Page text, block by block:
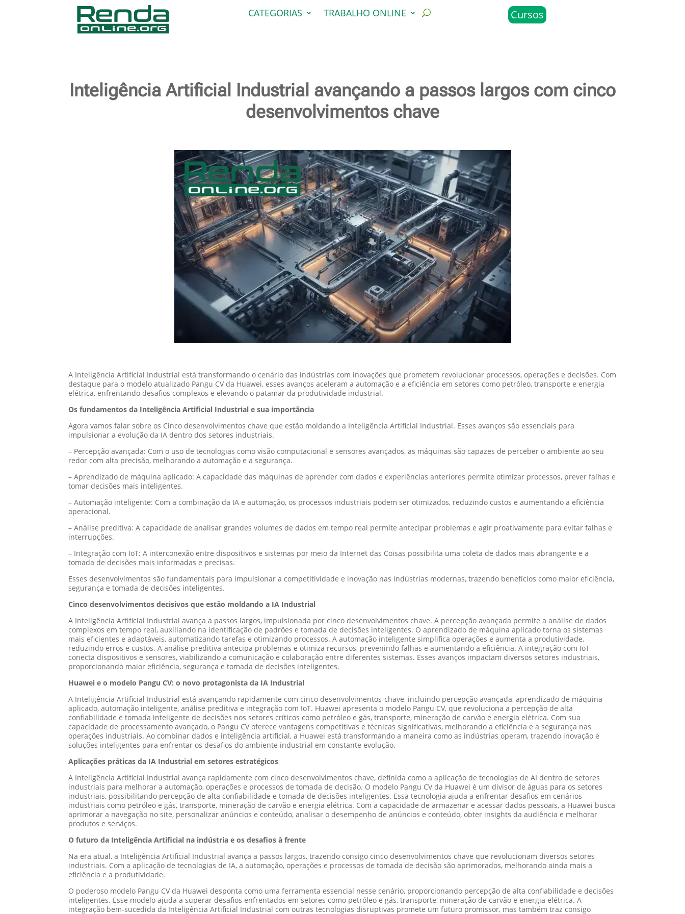
CATEGORIAS TRABALHO ONLINE Cursos
Inteligência Artificial Industrial avançando a passos largos com cinco
desenvolvimentos chave
A Inteligência Artificial Industrial está transformando o cenário das indústrias com inovações que prometem revolucionar processos, operações e decisões. Com
destaque para o modelo atualizado Pangu CV da Huawei, esses avanços aceleram a automação e a eficiência em setores como petróleo, transporte e energia
elétrica, enfrentando desafios complexos e elevando o patamar da produtividade industrial.
Os fundamentos da Inteligência Artificial Industrial e sua importância
Agora vamos falar sobre os Cinco desenvolvimentos chave que estão moldando a Inteligência Artificial Industrial. Esses avanços são essenciais para
impulsionar a evolução da IA dentro dos setores industriais.
– Percepção avançada: Com o uso de tecnologias como visão computacional e sensores avançados, as máquinas são capazes de perceber o ambiente ao seu
redor com alta precisão, melhorando a automação e a segurança.
– Aprendizado de máquina aplicado: A capacidade das máquinas de aprender com dados e experiências anteriores permite otimizar processos, prever falhas e
tomar decisões mais inteligentes.
– Automação inteligente: Com a combinação da IA e automação, os processos industriais podem ser otimizados, reduzindo custos e aumentando a eficiência
operacional.
– Análise preditiva: A capacidade de analisar grandes volumes de dados em tempo real permite antecipar problemas e agir proativamente para evitar falhas e
interrupções.
– Integração com IoT: A interconexão entre dispositivos e sistemas por meio da Internet das Coisas possibilita uma coleta de dados mais abrangente e a
tomada de decisões mais informadas e precisas.
Esses desenvolvimentos são fundamentais para impulsionar a competitividade e inovação nas indústrias modernas, trazendo benefícios como maior eficiência,
segurança e tomada de decisões inteligentes.
Cinco desenvolvimentos decisivos que estão moldando a IA Industrial
A Inteligência Artificial Industrial avança a passos largos, impulsionada por cinco desenvolvimentos chave. A percepção avançada permite a análise de dados
complexos em tempo real, auxiliando na identificação de padrões e tomada de decisões inteligentes. O aprendizado de máquina aplicado torna os sistemas
mais eficientes e adaptáveis, automatizando tarefas e otimizando processos. A automação inteligente simplifica operações e aumenta a produtividade,
reduzindo erros e custos. A análise preditiva antecipa problemas e otimiza recursos, prevenindo falhas e aumentando a eficiência. A integração com IoT
conecta dispositivos e sensores, viabilizando a comunicação e colaboração entre diferentes sistemas. Esses avanços impactam diversos setores industriais,
proporcionando maior eficiência, segurança e tomada de decisões inteligentes.
Huawei e o modelo Pangu CV: o novo protagonista da IA Industrial
A Inteligência Artificial Industrial está avançando rapidamente com cinco desenvolvimentos-chave, incluindo percepção avançada, aprendizado de máquina
aplicado, automação inteligente, análise preditiva e integração com IoT. Huawei apresenta o modelo Pangu CV, que revoluciona a percepção de alta
confiabilidade e tomada inteligente de decisões nos setores críticos como petróleo e gás, transporte, mineração de carvão e energia elétrica. Com sua
capacidade de processamento avançado, o Pangu CV oferece vantagens competitivas e técnicas significativas, melhorando a eficiência e a segurança nas
operações industriais. Ao combinar dados e inteligência artificial, a Huawei está transformando a maneira como as indústrias operam, trazendo inovação e
soluções inteligentes para enfrentar os desafios do ambiente industrial em constante evolução.
Aplicações práticas da IA Industrial em setores estratégicos
A Inteligência Artificial Industrial avança rapidamente com cinco desenvolvimentos chave, definida como a aplicação de tecnologias de AI dentro de setores
industriais para melhorar a automação, operações e processos de tomada de decisão. O modelo Pangu CV da Huawei é um divisor de águas para os setores
industriais, possibilitando percepção de alta confiabilidade e tomada de decisões inteligentes. Essa tecnologia ajuda a enfrentar desafios em cenários
industriais como petróleo e gás, transporte, mineração de carvão e energia elétrica. Com a capacidade de armazenar e acessar dados pessoais, a Huawei busca
aprimorar a navegação no site, personalizar anúncios e conteúdo, analisar o desempenho de anúncios e conteúdo, obter insights da audiência e melhorar
produtos e serviços.
O futuro da Inteligência Artificial na indústria e os desafios à frente
Na era atual, a Inteligência Artificial Industrial avança a passos largos, trazendo consigo cinco desenvolvimentos chave que revolucionam diversos setores
industriais. Com a aplicação de tecnologias de IA, a automação, operações e processos de tomada de decisão são aprimorados, melhorando ainda mais a
eficiência e a produtividade.
O poderoso modelo Pangu CV da Huawei desponta como uma ferramenta essencial nesse cenário, proporcionando percepção de alta confiabilidade e decisões
inteligentes. Esse modelo ajuda a superar desafios enfrentados em setores como petróleo e gás, transporte, mineração de carvão e energia elétrica. A
integração bem-sucedida da Inteligência Artificial Industrial com outras tecnologias disruptivas promete um futuro promissor, mas também traz consigo